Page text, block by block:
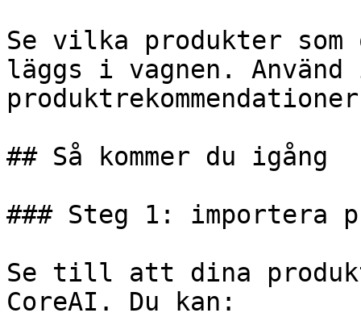
Se vilka produkter som
läggs i vagnen.
## Så kommer du igång
### Steg 1: importera
Se till att dina
CoreAI. Du kan: